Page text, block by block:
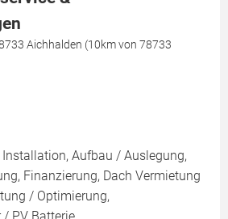
Aichhalden (10km von 78733
Installation, Aufbau / Auslegung,
Finanzierung, Dach Vermietung
/ Optimierung,